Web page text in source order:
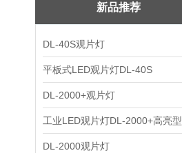
新品推荐
DL-40S观片灯
平板式LED观片灯DL-40S
DL-2000+观片灯
工业LED观片灯DL-2000+高亮型
DL-2000观片灯